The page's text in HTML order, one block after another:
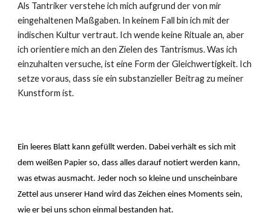
Als Tantriker verstehe ich mich aufgrund der von mir
eingehaltenen Maßgaben. In keinem Fall bin ich mit der
indischen Kultur vertraut. Ich wende keine Rituale an, aber
ich orientiere mich an den Zielen des Tantrismus. Was ich
einzuhalten versuche, ist eine Form der Gleichwertigkeit. Ich
setze voraus, dass sie ein substanzieller Beitrag zu meiner
Kunstform ist.
Ein leeres Blatt kann gefüllt werden. Dabei verhält es sich mit
dem weißen Papier so, dass alles darauf notiert werden kann,
was etwas ausmacht. Jeder noch so kleine und unscheinbare
Zettel aus unserer Hand wird das Zeichen eines Moments sein,
wie er bei uns schon einmal bestanden hat.